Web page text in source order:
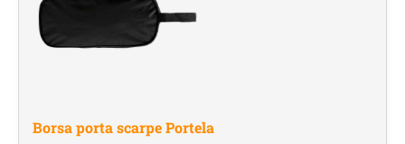
Agende
Borse e valigeria
Borsa porta scarpe Portela